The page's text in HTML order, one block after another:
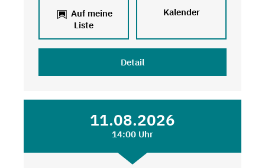
Auf meine
Liste
Kalender
Detail
11.08.2026
14:00 Uhr